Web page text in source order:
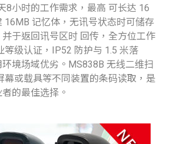
8小时的工作需求，最高 可长达 16
16MB 记忆体，无讯号状态时可储存
于返回讯号区时 回传，全方位工作
等级认证，IP52 防护与 1.5 米落
境场域优劣。MS838B 无线二维扫
幕或载具等不同装置的条码读取，是
的最佳选择。